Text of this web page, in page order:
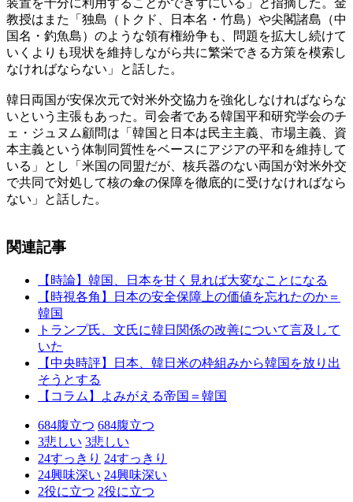
装置を十分に利用することができずにいる」と指摘した。金
教授はまた「独島（トクド、日本名・竹島）や尖閣諸島（中
国名・釣魚島）のような領有権紛争も、問題を拡大し続けて
いくよりも現状を維持しながら共に繁栄できる方策を模索し
なければならない」と話した。
韓日両国が安保次元で対米外交協力を強化しなければならな
いという主張もあった。司会者である韓国平和研究学会のチ
ェ・ジュヌム顧問は「韓国と日本は民主主義、市場主義、資
本主義という体制同質性をベースにアジアの平和を維持して
いる」とし「米国の同盟だが、核兵器のない両国が対米外交
で共同で対処して核の傘の保障を徹底的に受けなければなら
ない」と話した。
関連記事
【時論】韓国、日本を甘く見れば大変なことになる
【時視各角】日本の安全保障上の価値を忘れたのか＝
韓国
トランプ氏、文氏に韓日関係の改善について言及して
いた
【中央時評】日本、韓日米の枠組みから韓国を放り出
そうとする
【コラム】よみがえる帝国＝韓国
684腹立つ 684腹立つ
3悲しい 3悲しい
24すっきり 24すっきり
24興味深い 24興味深い
2役に立つ 2役に立つ